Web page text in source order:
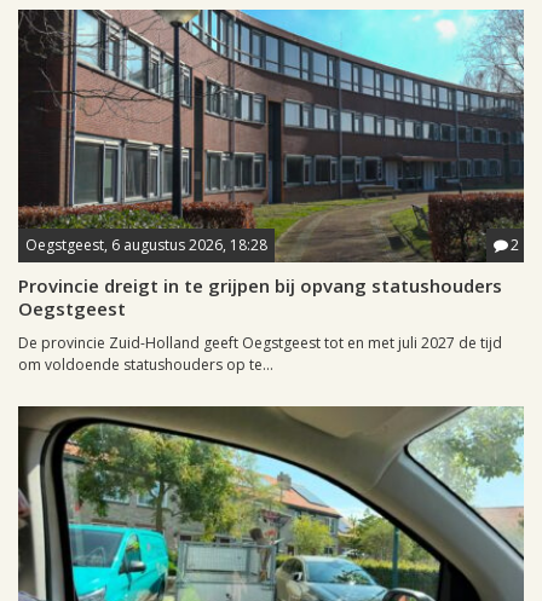
Oegstgeest, 6 augustus 2026, 18:28 2
Provincie dreigt in te grijpen bij opvang statushouders
Oegstgeest
De provincie Zuid-Holland geeft Oegstgeest tot en met juli 2027 de tijd
om voldoende statushouders op te...